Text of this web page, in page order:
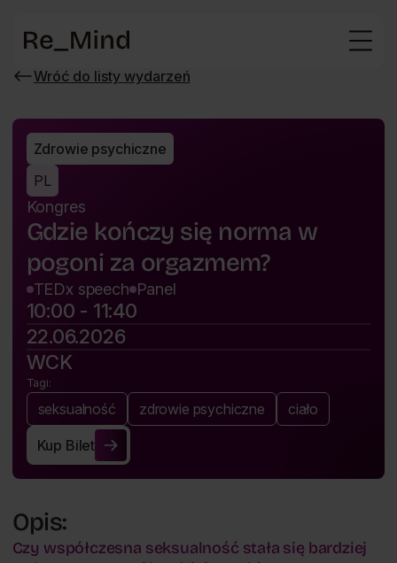
Wróć do listy wydarzeń
Wróć
wydarzeń
Zdrowie psychiczne
PL
Kongres
Gdzie kończy się norma w
pogoni za orgazmem?
TEDx speech Panel
10:00 - 11:40
22.06.2026
WCK
Tagi:
seksualność zdrowie psychiczne ciało
Kup Bilet
Kup Bilet
Opis:
Czy współczesna seksualność stała się bardziej